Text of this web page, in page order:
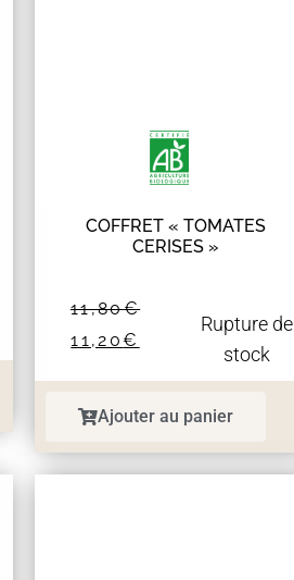
COFFRET « TOMATES
CERISES »
11,80€
11,20€
Rupture de
stock
Ajouter au panier